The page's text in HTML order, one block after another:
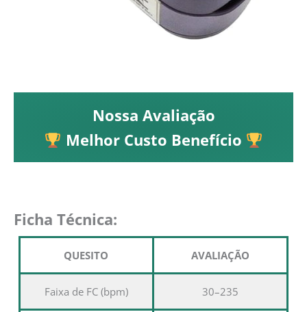
Nossa Avaliação
Melhor Custo Benefício
Ficha Técnica:
QUESITO AVALIAÇÃO
Faixa de FC (bpm) 30–235